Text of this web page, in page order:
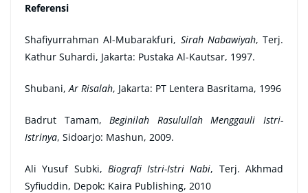
Referensi
Shafiyurrahman Al-Mubarakfuri, Sirah Nabawiyah, Terj.
Kathur Suhardi, Jakarta: Pustaka Al-Kautsar, 1997.
Shubani, Ar Risalah, Jakarta: PT Lentera Basritama, 1996
Badrut Tamam, Beginilah Rasulullah Menggauli Istri-
Istrinya, Sidoarjo: Mashun, 2009.
Ali Yusuf Subki, Biografi Istri-Istri Nabi, Terj. Akhmad
Syfiuddin, Depok: Kaira Publishing, 2010